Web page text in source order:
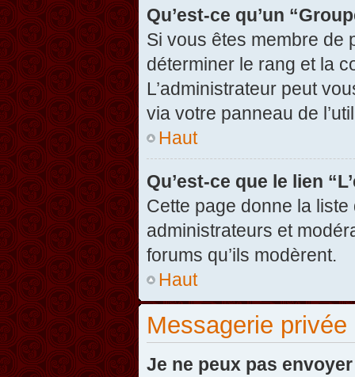
Qu’est-ce qu’un
Si vous êtes membre de
déterminer le rang et la
L’administrateur peut
via votre panneau de
Haut
Qu’est-ce que le lien
Cette page donne la
administrateurs et
forums qu’ils modèrent.
Haut
Messagerie privée
Je ne peux pas